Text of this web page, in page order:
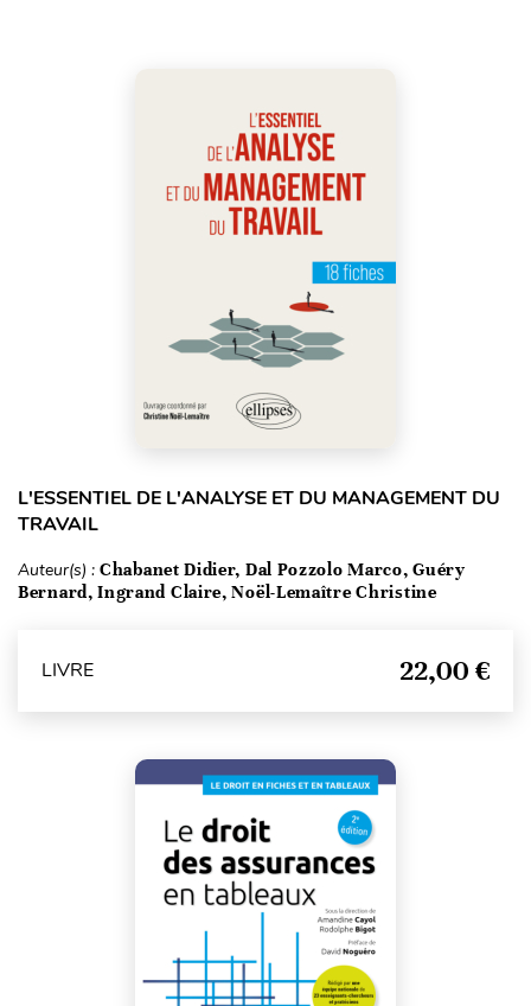
L'ESSENTIEL DE L'ANALYSE ET DU MANAGEMENT DU
TRAVAIL
Auteur(s) : Chabanet Didier, Dal Pozzolo Marco, Guéry
Bernard, Ingrand Claire, Noël-Lemaître Christine
LIVRE 22,00 €